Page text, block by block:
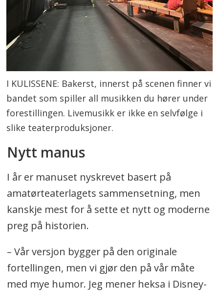
I KULISSENE: Bakerst, innerst på scenen finner vi
bandet som spiller all musikken du hører under
forestillingen. Livemusikk er ikke en selvfølge i
slike teaterproduksjoner.
Nytt manus
I år er manuset nyskrevet basert på
amatørteaterlagets sammensetning, men
kanskje mest for å sette et nytt og moderne
preg på historien.
– Vår versjon bygger på den originale
fortellingen, men vi gjør den på vår måte
med mye humor. Jeg mener heksa i Disney-